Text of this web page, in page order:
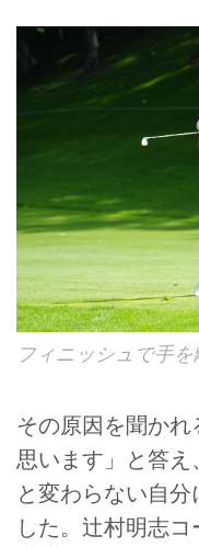
フィニッシュで手
その原因を聞かれ
思います」と答
と変わらない自
した。辻村明志